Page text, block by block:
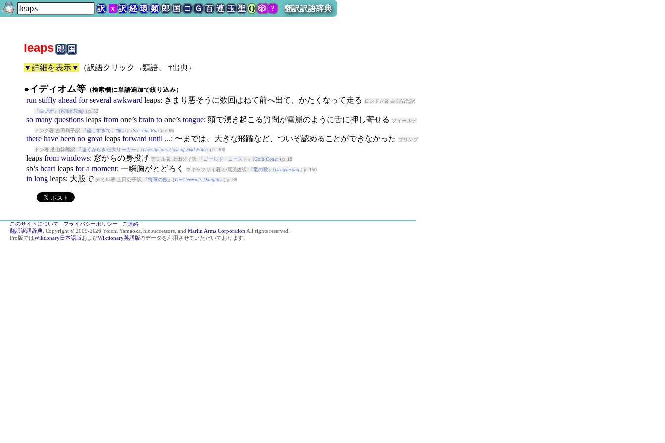
訳 x 訳 経 環 類 郎 国 コ Ｇ 百 連 玉 聖 Q 🎲? 翻訳訳語辞典
leaps郎 国
▼詳細を表示▼ （訳語クリック→類語、 †出典）
●イディオム等 （検索欄に単語追加で絞り込み）
run stiffly ahead for several awkward leaps: きまり悪そうに数回はねて前へ出て、かたくなって走る
ロンドン著 白石佑光訳
『白い牙』(White Fang) p. 52
so many questions leaps fromone’s brain toone’s tongue: 頭で湧き起こる質問が雪崩のように舌に押し寄せる
フィールデ
ィング著 吉田利子訳 『優しすぎて、怖い』(See Jane Run) p. 66
there have been no great leaps forward until ...: 〜までは、大きな飛躍など、ついぞ認めることができなかった
プリンプ
トン著 芝山幹郎訳 『遠くからきた大リーガー 』(The Curious Case of Sidd Finch) p. 300
leaps from windows: 窓からの身投げ デミル著 上田公子訳 『ゴールド・コースト 』(Gold Coast) p. 18
sb’s heart leaps for a moment: 一瞬胸がとどろく マキャフリイ著 小尾芙佐訳 『竜の歌 』(Dragonsong) p. 150
in long leaps: 大股で デミル著 上田公子訳 『将軍の娘 』(The General's Daughter) p. 58
このサイトについて プライバシーポリシー
ご連絡
翻訳訳語辞典 . Copyright © 2009-2026 Yoichi Yamaoka, his successors, and Marlin Arms Corporation All rights reserved.
Pro版ではWiktionary日本語版およびWiktionary英語版のデータを利用させていただいております。